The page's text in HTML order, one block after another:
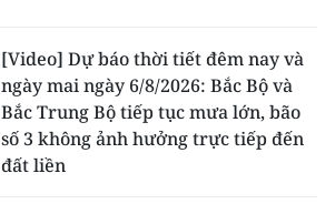
[Video] Dự báo thời tiết đêm nay và
ngày mai ngày 6/8/2026: Bắc Bộ và
Bắc Trung Bộ tiếp tục mưa lớn, bão
số 3 không ảnh hưởng trực tiếp đến
đất liền